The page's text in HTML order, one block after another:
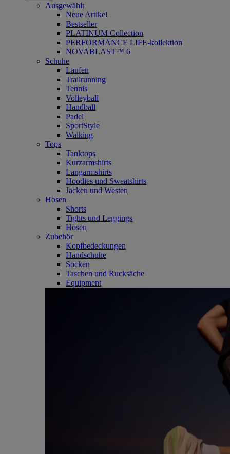
Ausgewählt
Neue Artikel
Bestseller
PLATINUM Collection
PERFORMANCE LIFE-kollektion
NOVABLAST™ 6
Schuhe
Laufen
Trailrunning
Tennis
Volleyball
Handball
Padel
SportStyle
Walking
Tops
Tanktops
Kurzarmshirts
Langarmshirts
Hoodies und Sweatshirts
Jacken und Westen
Hosen
Shorts
Tights und Leggings
Hosen
Zubehör
Kopfbedeckungen
Handschuhe
Socken
Taschen und Rucksäche
Equipment